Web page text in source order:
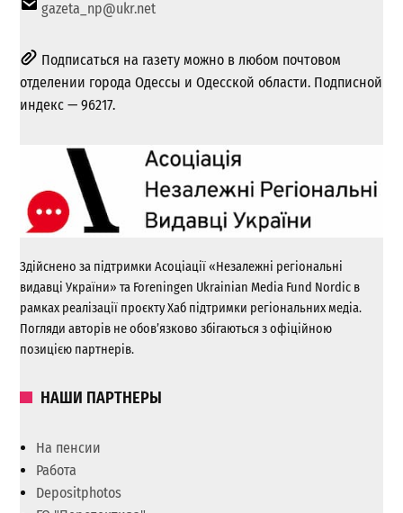
gazeta_np@ukr.net
Подписаться на газету можно в любом почтовом
отделении города Одессы и Одесской области. Подписной
индекс — 96217.
Здійснено за підтримки Асоціації «Незалежні регіональні
видавці України» та Foreningen Ukrainian Media Fund Nordic в
рамках реалізації проєкту Хаб підтримки регіональних медіа.
Погляди авторів не обов’язково збігаються з офіційною
позицією партнерів.
НАШИ ПАРТНЕРЫ
На пенсии
Работа
Depositphotos